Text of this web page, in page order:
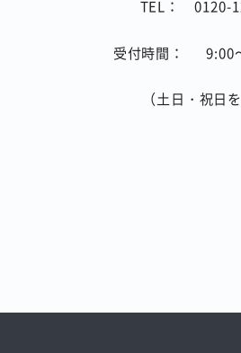
TEL：0120-
受付時間： 9:00
（土日・祝日